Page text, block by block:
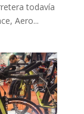
todavía
Aero...